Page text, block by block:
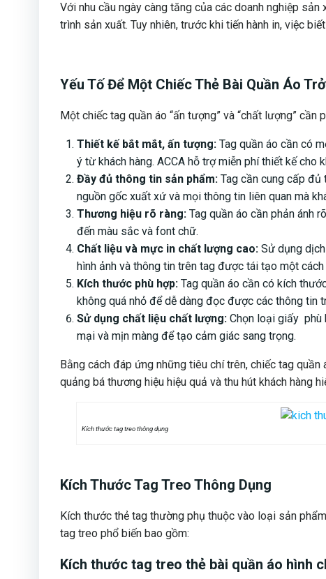
Với nhu cầu ngày càng tăng của các doanh nghiệp
trình sản xuất. Tuy nhiên, trước khi tiến hành in, việc
Yếu Tố Để Một Chiếc Thẻ Bài Quần Áo
Một chiếc tag quần áo “ấn tượng” và “chất lượng” cần
Thiết kế bắt mắt, ấn tượng: Tag quần áo cần có
ý từ khách hàng. ACCA hỗ trợ miễn phí thiết kế cho
Đầy đủ thông tin sản phẩm: Tag cần cung cấp
nguồn gốc xuất xứ và mọi thông tin liên quan mà
Thương hiệu rõ ràng: Tag quần áo cần phản ánh
đến màu sắc và font chữ.
Chất liệu và mực in chất lượng cao: Sử dụng
hình ảnh và thông tin trên tag được tái tạo một
Kích thước phù hợp: Tag quần áo cần có kích
không quá nhỏ để dễ dàng đọc được các thông tin
Sử dụng chất liệu chất lượng: Chọn loại giấy phù
mại và mịn màng để tạo cảm giác sang trọng.
Bằng cách đáp ứng những tiêu chí trên, chiếc tag
quảng bá thương hiệu hiệu quả và thu hút khách hàng
Kích thước tag treo thông dụng
Kích Thước Tag Treo Thông Dụng
Kích thước thẻ tag thường phụ thuộc vào loại sản
tag treo phổ biến bao gồm:
Kích thước tag treo thẻ bài quần áo hình